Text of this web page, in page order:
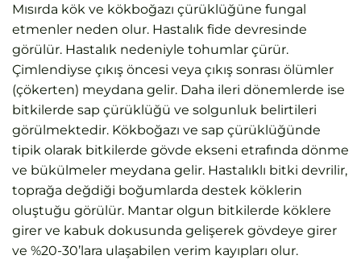
Mısırda kök ve kökboğazı çürüklüğüne fungal
etmenler neden olur. Hastalık fide devresinde
görülür. Hastalık nedeniyle tohumlar çürür.
Çimlendiyse çıkış öncesi veya çıkış sonrası ölümler
(çökerten) meydana gelir. Daha ileri dönemlerde ise
bitkilerde sap çürüklüğü ve solgunluk belirtileri
görülmektedir. Kökboğazı ve sap çürüklüğünde
tipik olarak bitkilerde gövde ekseni etrafında dönme
ve bükülmeler meydana gelir. Hastalıklı bitki devrilir,
toprağa değdiği boğumlarda destek köklerin
oluştuğu görülür. Mantar olgun bitkilerde köklere
girer ve kabuk dokusunda gelişerek gövdeye girer
ve %20-30’lara ulaşabilen verim kayıpları olur.